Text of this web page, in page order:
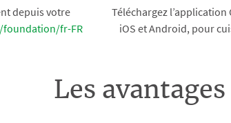
depuis votre
fr-FR
Téléchargez
iOS et Android, pour
Les